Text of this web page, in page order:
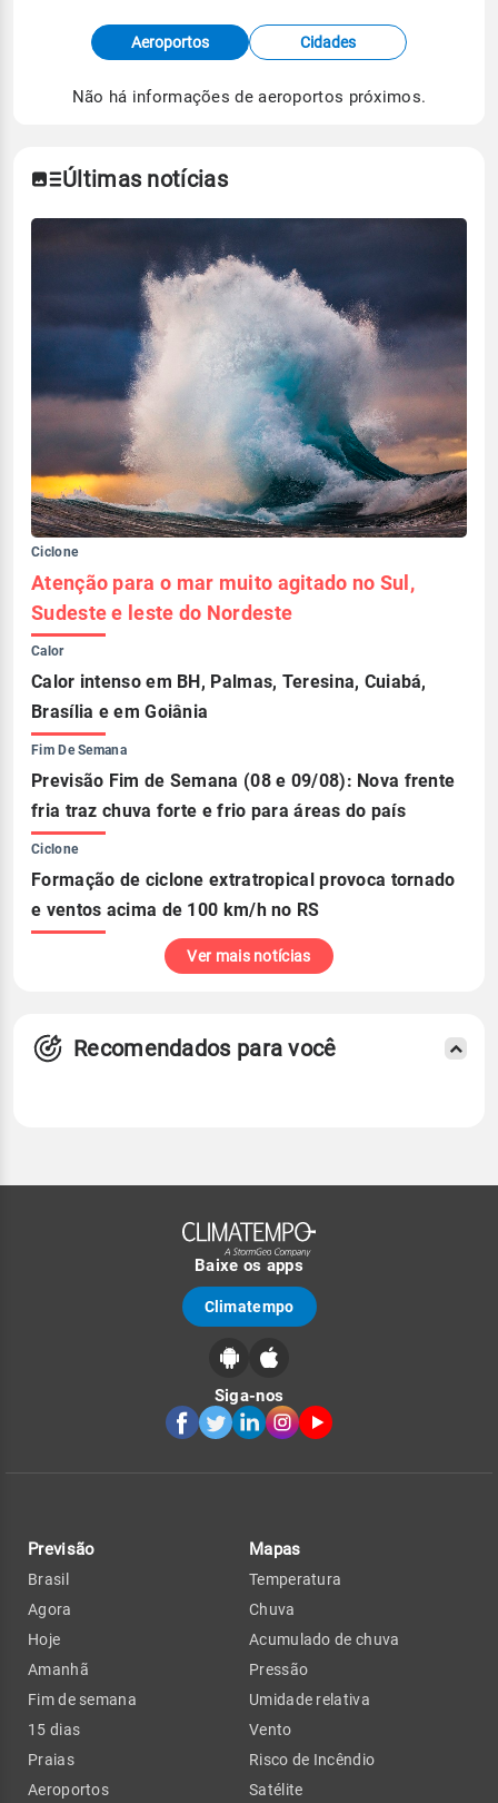
Fonte: dados combinados de estações
meteorológicas e satélite do Centro de Previsão
de Tempo e Estudos Climáticos (CPTEC).
Aeroportos Cidades
Não há informações de aeroportos próximos.
Últimas notícias
Ciclone
Atenção para o mar muito agitado no Sul,
Sudeste e leste do Nordeste
Calor
Calor intenso em BH, Palmas, Teresina, Cuiabá,
Brasília e em Goiânia
Fim De Semana
Previsão Fim de Semana (08 e 09/08): Nova frente
fria traz chuva forte e frio para áreas do país
Ciclone
Formação de ciclone extratropical provoca tornado
e ventos acima de 100 km/h no RS
Ver mais notícias
Recomendados para você
Baixe os apps
Climatempo
Siga-nos
Previsão
Brasil
Agora
Hoje
Amanhã
Fim de semana
15 dias
Praias
Aeroportos
Mapas
Temperatura
Chuva
Acumulado de chuva
Pressão
Umidade relativa
Vento
Risco de Incêndio
Satélite